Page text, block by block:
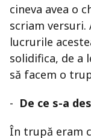
cineva avea o
scriam
lucrurile
solidifica, de a
să facem o
- De ce s-a
În trupă eram